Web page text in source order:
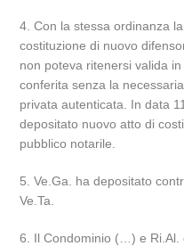
4. Con la stessa ordinanza
costituzione di nuovo
non poteva ritenersi valida
conferita senza la
privata autenticata. In data
depositato nuovo atto di
pubblico notarile.
5. Ve.Ga. ha depositato
Ve.Ta.
6. Il Condominio (…) e Ri.Al.